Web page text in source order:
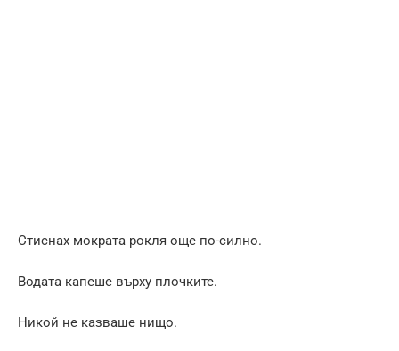
Стиснах мократа рокля още по-силно.
Водата капеше върху плочките.
Никой не казваше нищо.